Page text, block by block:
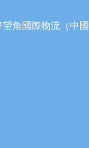
角國際物流（中